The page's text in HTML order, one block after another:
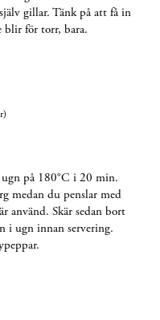
gillar. Tänk på att få in
blir för torr, bara.
ugn på 180°C i 20 min.
medan du penslar med
använd. Skär sedan bort
i ugn innan servering.